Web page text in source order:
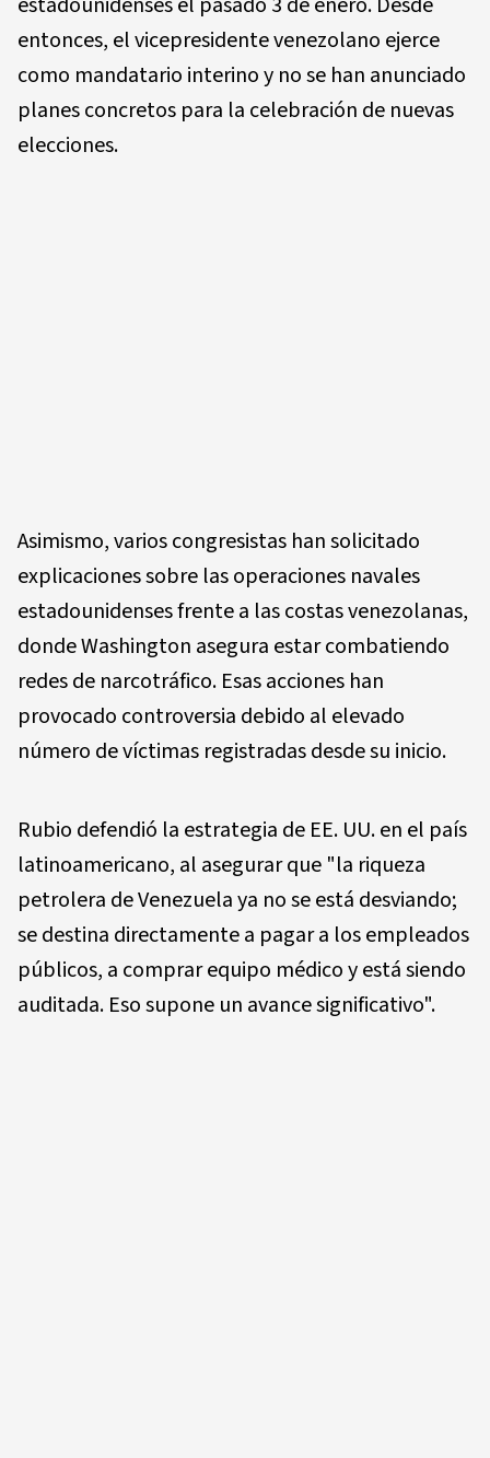
entonces, el vicepresidente venezolano ejerce
como mandatario interino y no se han anunciado
planes concretos para la celebración de nuevas
elecciones.
Asimismo, varios congresistas han solicitado
explicaciones sobre las operaciones navales
estadounidenses frente a las costas venezolanas,
donde Washington asegura estar combatiendo
redes de narcotráfico. Esas acciones han
provocado controversia debido al elevado
número de víctimas registradas desde su inicio.
Rubio defendió la estrategia de EE. UU. en el país
latinoamericano, al asegurar que "la riqueza
petrolera de Venezuela ya no se está desviando;
se destina directamente a pagar a los empleados
públicos, a comprar equipo médico y está siendo
auditada. Eso supone un avance significativo".